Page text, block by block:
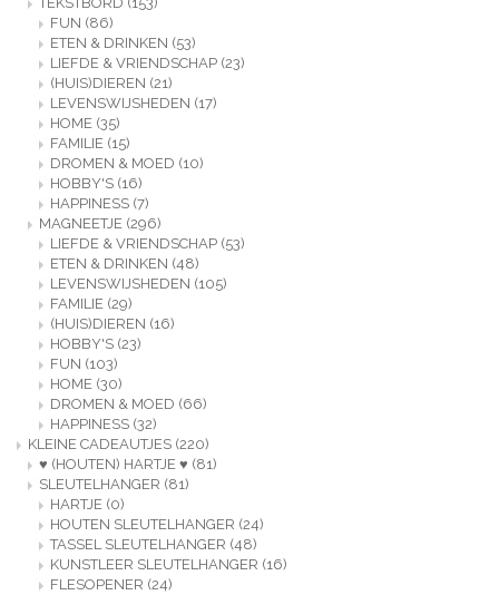
FUN (86)
ETEN & DRINKEN (53)
LIEFDE & VRIENDSCHAP (23)
(HUIS)DIEREN (21)
LEVENSWIJSHEDEN (17)
HOME (35)
FAMILIE (15)
DROMEN & MOED (10)
HOBBY'S (16)
HAPPINESS (7)
MAGNEETJE (296)
LIEFDE & VRIENDSCHAP (53)
ETEN & DRINKEN (48)
LEVENSWIJSHEDEN (105)
FAMILIE (29)
(HUIS)DIEREN (16)
HOBBY'S (23)
FUN (103)
HOME (30)
DROMEN & MOED (66)
HAPPINESS (32)
KLEINE CADEAUTJES (220)
♥ (HOUTEN) HARTJE ♥ (81)
SLEUTELHANGER (81)
HARTJE (0)
HOUTEN SLEUTELHANGER (24)
TASSEL SLEUTELHANGER (48)
KUNSTLEER SLEUTELHANGER (16)
FLESOPENER (24)